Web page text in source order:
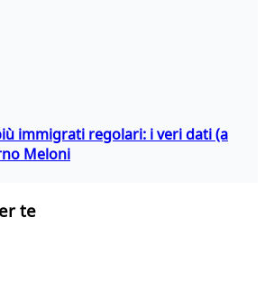
immigrati regolari: i veri dati (a
Meloni
te